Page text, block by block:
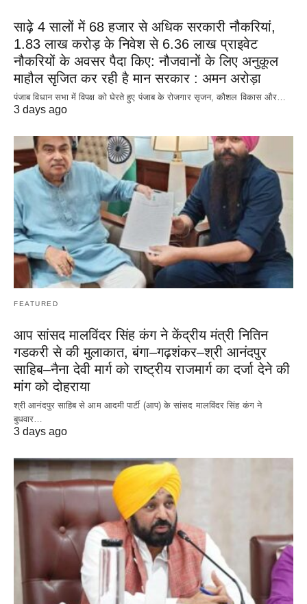
साढ़े 4 सालों में 68 हजार से अधिक सरकारी नौकरियां,
1.83 लाख करोड़ के निवेश से 6.36 लाख प्राइवेट
नौकरियों के अवसर पैदा किए: नौजवानों के लिए अनुकूल
माहौल सृजित कर रही है मान सरकार : अमन अरोड़ा
पंजाब विधान सभा में विपक्ष को घेरते हुए पंजाब के रोजगार सृजन, कौशल विकास और…
3 days ago
FEATURED
आप सांसद मालविंदर सिंह कंग ने केंद्रीय मंत्री नितिन
गडकरी से की मुलाकात, बंगा–गढ़शंकर–श्री आनंदपुर
साहिब–नैना देवी मार्ग को राष्ट्रीय राजमार्ग का दर्जा देने की
मांग को दोहराया
श्री आनंदपुर साहिब से आम आदमी पार्टी (आप) के सांसद मालविंदर सिंह कंग ने
बुधवार…
3 days ago